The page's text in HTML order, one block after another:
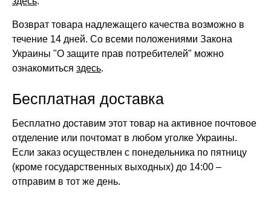
Возврат товара надлежащего качества возможно в
течение 14 дней. Со всеми положениями Закона
Украины "О защите прав потребителей" можно
ознакомиться здесь.
Бесплатная доставка
Бесплатно доставим этот товар на активное почтовое
отделение или почтомат в любом уголке Украины.
Если заказ осуществлен с понедельника по пятницу
(кроме государственных выходных) до 14:00 –
отправим в тот же день.